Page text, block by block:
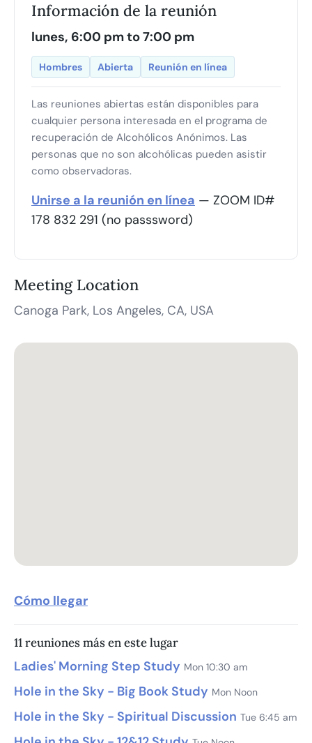
Información de la reunión
lunes, 6:00 pm to 7:00 pm
Hombres Abierta Reunión en línea
Las reuniones abiertas están disponibles para
cualquier persona interesada en el programa de
recuperación de Alcohólicos Anónimos. Las
personas que no son alcohólicas pueden asistir
como observadoras.
Unirse a la reunión en línea — ZOOM ID#
178 832 291 (no passsword)
Meeting Location
Canoga Park, Los Angeles, CA, USA
Cómo llegar
11 reuniones más en este lugar
Ladies' Morning Step Study Mon 10:30 am
Hole in the Sky - Big Book Study Mon Noon
Hole in the Sky - Spiritual Discussion Tue 6:45 am